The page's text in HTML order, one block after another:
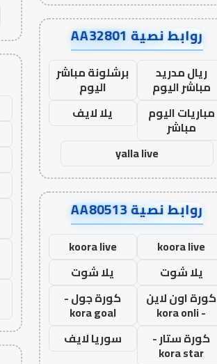
روابط نصية AA32801
ريال مدريد
مباشر اليوم
برشلونة مباشر
اليوم
مباريات اليوم
مباشر
يلا لايف
yalla live
روابط نصية AA80513
koora live
koora live
يلا شوت
يلا شوت
كورة اون لاين
- kora onli
كورة جول -
kora goal
كورة ستار -
kora star
سوريا لايف